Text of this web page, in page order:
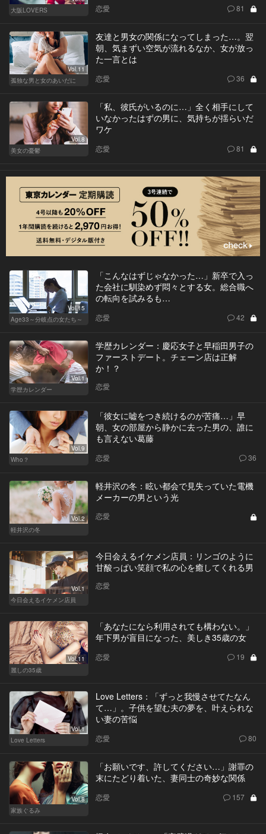
大阪LOVERS
恋愛 81
Vol.11
孤独な男と女のあいだに
友達と男女の関係になってしまった…。翌
朝、気まずい空気が流れるなか、女が放っ
た一言とは
恋愛 36
Vol.8
美女の憂鬱
「私、彼氏がいるのに…」全く相手にして
いなかったはずの男に、気持ちが揺らいだ
ワケ
恋愛 81
Vol.15
Age33～分岐点の女たち～
「こんなはずじゃなかった…」新卒で入っ
た会社に馴染めず悶々とする女。総合職へ
の転向を試みるも…
恋愛 42
Vol.1
学歴カレンダー
学歴カレンダー：慶応女子と早稲田男子の
ファーストデート。チェーン店は正解
か！？
恋愛
Vol.9
Who？
「彼女に嘘をつき続けるのが苦痛…」早
朝、女の部屋から静かに去った男の、誰に
も言えない葛藤
恋愛 36
Vol.2
軽井沢の冬
軽井沢の冬：眩い都会で見失っていた電機
メーカーの男という光
恋愛
Vol.1
今日会えるイケメン店員
今日会えるイケメン店員：リンゴのように
甘酸っぱい笑顔で私の心を癒してくれる男
恋愛
Vol.11
麗しの35歳
「あなたになら利用されても構わない。」
年下男が盲目になった、美しき35歳の女
恋愛 19
Vol.1
Love Letters
Love Letters：「ずっと我慢させてたなん
て…」。子供を望む夫の夢を、叶えられな
い妻の苦悩
恋愛 80
Vol.8
家族ぐるみ
「お願いです、許してください…」謝罪の
末にたどり着いた、妻同士の奇妙な関係
恋愛 157